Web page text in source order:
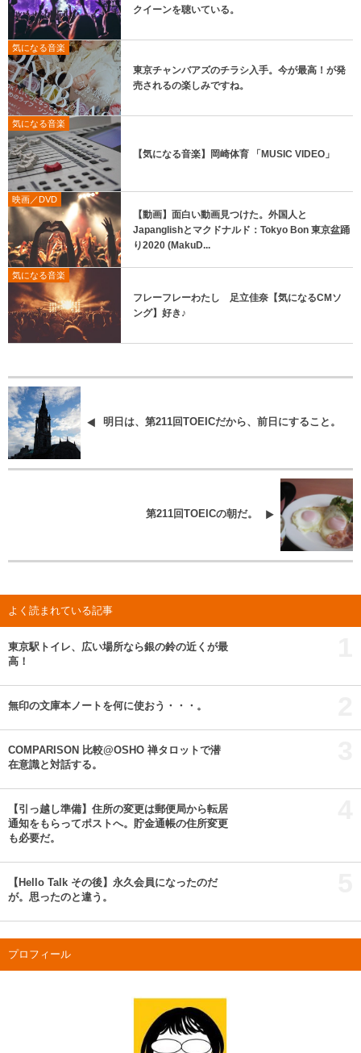
クイーンを聴いている。
気になる音楽
東京チャンバアズのチラシ入手。今が最高！が発
売されるの楽しみですね。
気になる音楽
【気になる音楽】岡崎体育 「MUSIC VIDEO」
映画／DVD
【動画】面白い動画見つけた。外国人と
Japanglishとマクドナルド：Tokyo Bon 東京盆踊
り2020 (MakuD...
気になる音楽
フレーフレーわたし 足立佳奈【気になるCMソ
ング】好き♪
明日は、第211回TOEICだから、前日にすること。
第211回TOEICの朝だ。
よく読まれている記事
東京駅トイレ、広い場所なら銀の鈴の近くが最
高！
無印の文庫本ノートを何に使おう・・・。
COMPARISON 比較@OSHO 禅タロットで潜
在意識と対話する。
【引っ越し準備】住所の変更は郵便局から転居
通知をもらってポストへ。貯金通帳の住所変更
も必要だ。
【Hello Talk その後】永久会員になったのだ
が。思ったのと違う。
プロフィール